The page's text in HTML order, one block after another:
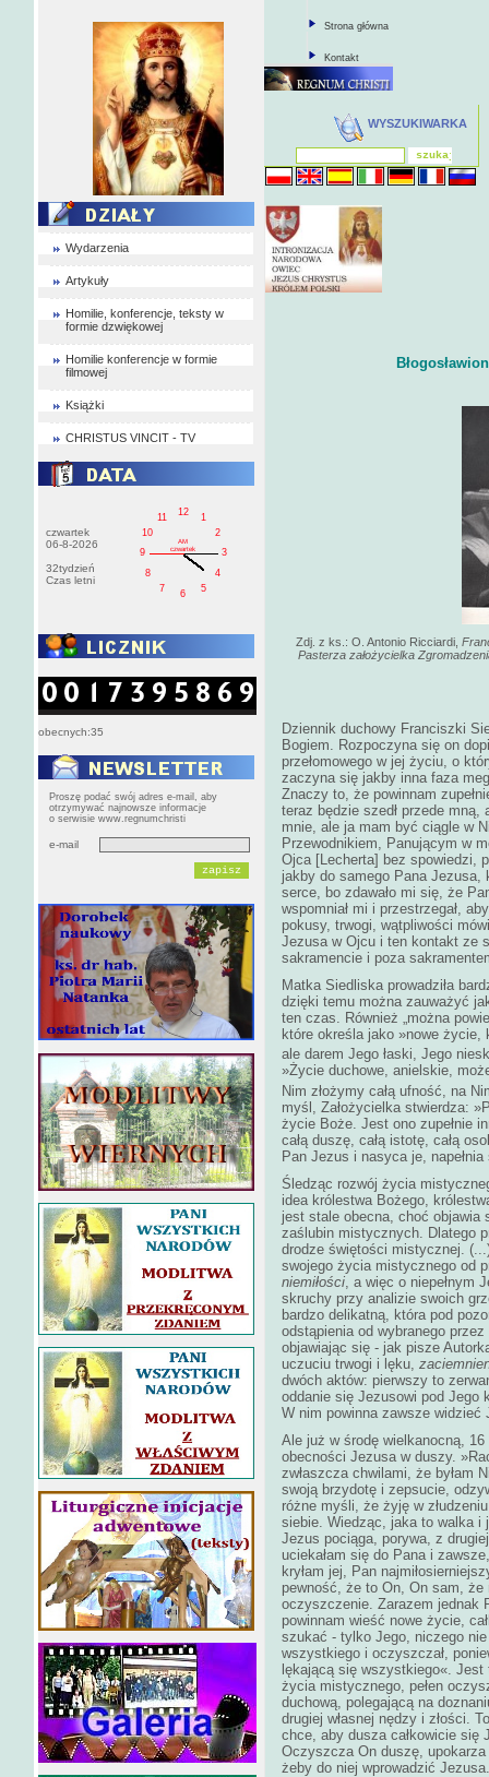
Wydarzenia
Artykuły
Homilie, konferencje, teksty w
formie dzwiękowej
Homilie konferencje w formie
filmowej
Książki
CHRISTUS VINCIT - TV
czwartek
06-8-2026
32tydzień
Czas letni
1
2
3
4
5
6
7
8
9
10
11
12
AM
czwartek
obecnych:35
Proszę podać swój adres e-mail, aby
otrzymywać najnowsze informacje
o serwisie www.regnumchristi
e-mail
Strona główna
Kontakt
WYSZUKIWARKA
Zdj. z ks.: O. Antonio Ricciardi,
Pasterza założycielka
Dziennik duchowy Franciszki
Bogiem. Rozpoczyna się on
przełomowego w jej życiu, o
zaczyna się jakby inna faza
Znaczy to, że powinnam
teraz będzie szedł przede
mnie, ale ja mam być ciągle w
Przewodnikiem, Panującym w
Ojca [Lecherta] bez spowiedzi,
jakby do samego Pana Jezusa,
serce, bo zdawało mi się, że
wspomniał mi i przestrzegał,
pokusy, trwogi, wątpliwości
Jezusa w Ojcu i ten kontakt ze
sakramencie i poza
Matka Siedliska prowadziła
dzięki temu można zauważyć
ten czas. Również „można
które określa jako »nowe
ale darem Jego łaski, Jego
»Życie duchowe, anielskie,
Nim złożymy całą ufność, na
myśl, Założycielka stwierdza:
życie Boże. Jest ono zupełnie
całą duszę, całą istotę, całą
Pan Jezus i nasyca je,
Śledząc rozwój życia
idea królestwa Bożego,
jest stale obecna, choć objawia
zaślubin mistycznych. Dlatego
drodze świętości mistycznej.
swojego życia mistycznego od
niemiłości , a więc o niepełnym
skruchy przy analizie swoich
bardzo delikatną, która pod
odstąpienia od wybranego
objawiając się - jak pisze
uczuciu trwogi i lęku,
dwóch aktów: pierwszy to
oddanie się Jezusowi pod Jego
W nim powinna zawsze widzieć
Ale już w środę wielkanocną,
obecności Jezusa w duszy.
zwłaszcza chwilami, że byłam
swoją brzydotę i zepsucie,
różne myśli, że żyję w
siebie. Wiedząc, jaka to walka
Jezus pociąga, porywa, z
uciekałam się do Pana i
kryłam jej, Pan
pewność, że to On, On sam,
oczyszczenie. Zarazem jednak
powinnam wieść nowe życie,
szukać - tylko Jego, niczego
wszystkiego i oczyszczał,
lękającą się wszystkiego«.
życia mistycznego, pełen
duchową, polegającą na
drugiej własnej nędzy i złości.
chce, aby dusza całkowicie się
Oczyszcza On duszę,
żeby do niej wprowadzić Jezusa.